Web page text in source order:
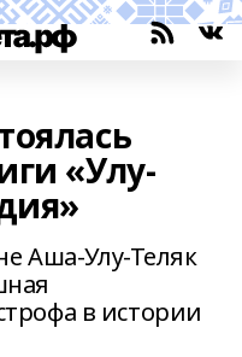
«Улу-
Аша-Улу-Теляк
в истории